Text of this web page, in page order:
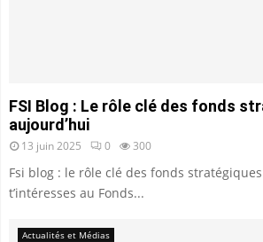
FSI Blog : Le rôle clé des fonds
aujourd’hui
13 juin 2025 0 300
Fsi blog : le rôle clé des fonds
t’intéresses au Fonds...
Actualités et Médias